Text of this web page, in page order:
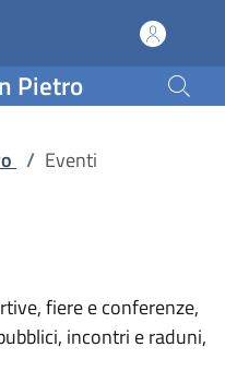
di Ono
scheda).
Pietro
/ Eventi
fiere e conferenze,
incontri e raduni,